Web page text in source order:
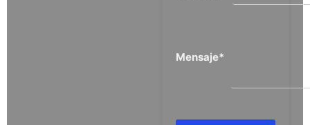
Mensaje*